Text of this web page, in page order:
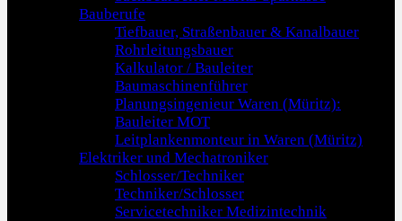
Bauberufe
Tiefbauer, Straßenbauer & Kanalbauer
Rohrleitungsbauer
Kalkulator / Bauleiter
Baumaschinenführer
Planungsingenieur Waren (Müritz):
Bauleiter MOT
Leitplankenmonteur in Waren (Müritz)
Elektriker und Mechatroniker
Schlosser/Techniker
Techniker/Schlosser
Servicetechniker Medizintechnik